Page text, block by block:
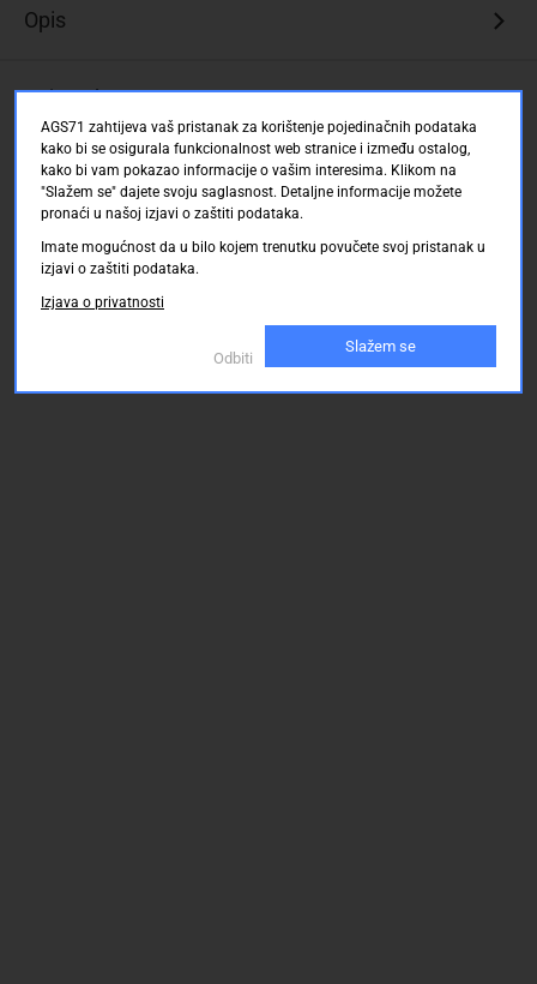
Opis
Ocjene kupaca
AGS71 zahtijeva vaš pristanak za korištenje pojedinačnih podataka
kako bi se osigurala funkcionalnost web stranice i između ostalog,
kako bi vam pokazao informacije o vašim interesima. Klikom na
"Slažem se" dajete svoju saglasnost. Detaljne informacije možete
pronaći u našoj izjavi o zaštiti podataka.
Imate mogućnost da u bilo kojem trenutku povučete svoj pristanak u
izjavi o zaštiti podataka.
Izjava o privatnosti
Odbiti
Slažem se